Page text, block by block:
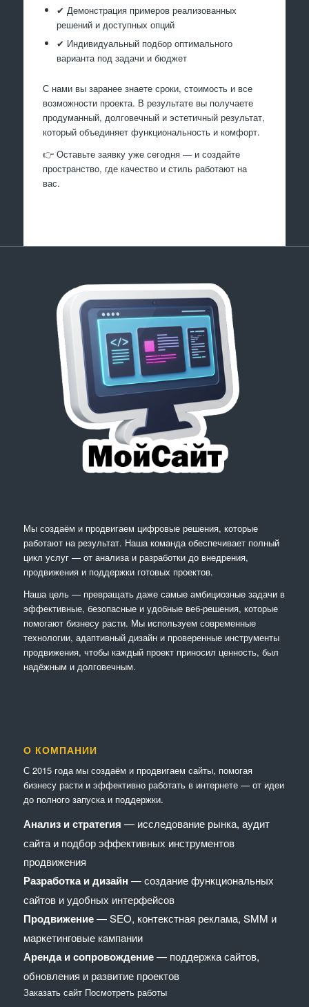
✔ Демонстрация примеров реализованных
решений и доступных опций
✔ Индивидуальный подбор оптимального
варианта под задачи и бюджет
С нами вы заранее знаете сроки, стоимость и все
возможности проекта. В результате вы получаете
продуманный, долговечный и эстетичный результат,
который объединяет функциональность и комфорт.
👉 Оставьте заявку уже сегодня — и создайте
пространство, где качество и стиль работают на
вас.
Мы создаём и продвигаем цифровые решения, которые
работают на результат. Наша команда обеспечивает полный
цикл услуг — от анализа и разработки до внедрения,
продвижения и поддержки готовых проектов.
Наша цель — превращать даже самые амбициозные задачи в
эффективные, безопасные и удобные веб-решения, которые
помогают бизнесу расти. Мы используем современные
технологии, адаптивный дизайн и проверенные инструменты
продвижения, чтобы каждый проект приносил ценность, был
надёжным и долговечным.
О КОМПАНИИ
С 2015 года мы создаём и продвигаем сайты, помогая
бизнесу расти и эффективно работать в интернете — от идеи
до полного запуска и поддержки.
Анализ и стратегия — исследование рынка, аудит
сайта и подбор эффективных инструментов
продвижения
Разработка и дизайн — создание функциональных
сайтов и удобных интерфейсов
Продвижение— SEO, контекстная реклама, SMM и
маркетинговые кампании
Аренда и сопровождение— поддержка сайтов,
обновления и развитие проектов
Заказать сайт Посмотреть работы